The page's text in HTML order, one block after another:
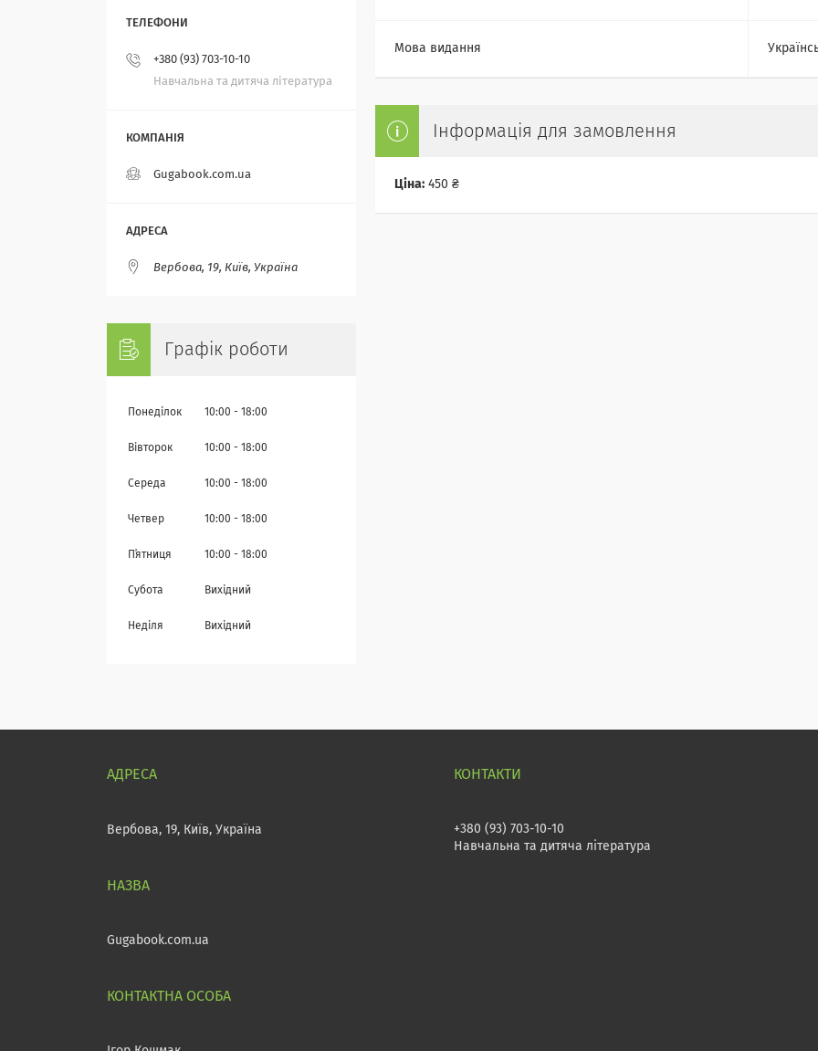
Мова видання
Інформація для замовлення
Ціна: 450 ₴
+380 (93) 703-10-10
Навчальна та дитяча література
Gugabook.com.ua
Вербова, 19, Київ, Україна
Графік роботи
Понеділок 10:00 18:00
Вівторок 10:00 18:00
Середа 10:00 18:00
Четвер 10:00 18:00
Пʼятниця 10:00 18:00
Субота Вихідний
Неділя Вихідний
Вербова, 19, Київ, Україна
Gugabook.com.ua
+380 (93) 703-10-10
Навчальна та дитяча література